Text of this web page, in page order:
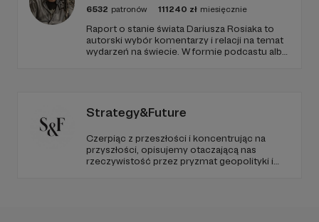
6532 patronów 111240 zł miesięcznie
Raport o stanie świata Dariusza Rosiaka to
autorski wybór komentarzy i relacji na temat
wydarzeń na świecie. W formie podcastu albo
Strategy&Future
Czerpiąc z przeszłości i koncentrując na
przyszłości, opisujemy otaczającą nas
rzeczywistość przez pryzmat geopolityki i